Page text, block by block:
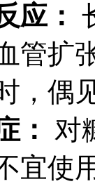
应：
管扩
，偶
：
对
宜使